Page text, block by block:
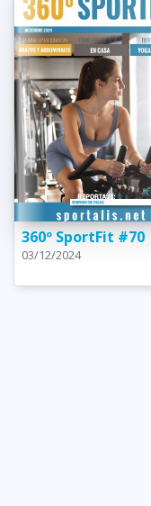
360º SportFit #70
03/12/2024